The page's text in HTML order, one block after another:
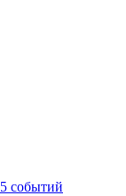
5 событий